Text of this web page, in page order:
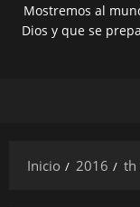
Mostremos al
Dios y que se
Inicio 2016 th